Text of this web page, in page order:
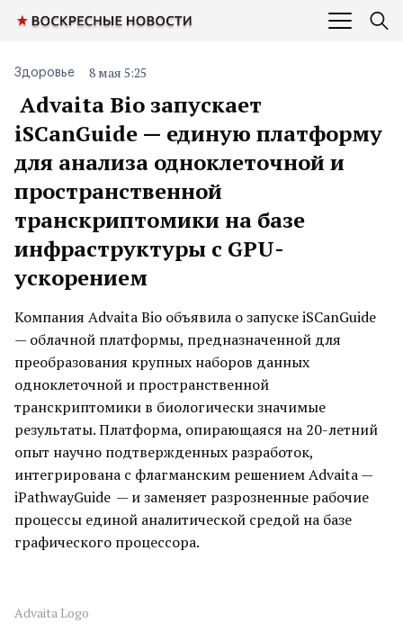
Advaita Bio запускает
iSCanGuide — единую платформу
для анализа одноклеточной и
пространственной
транскриптомики на базе
инфраструктуры с GPU-
ускорением
Здоровье 8 мая 5:25
Компания Advaita Bio объявила о запуске iSCanGuide
— облачной платформы, предназначенной для
преобразования крупных наборов данных
одноклеточной и пространственной
транскриптомики в биологически значимые
результаты. Платформа, опирающаяся на 20-летний
опыт научно подтвержденных разработок,
интегрирована с флагманским решением Advaita —
iPathwayGuide — и заменяет разрозненные рабочие
процессы единой аналитической средой на базе
графического процессора.
Advaita Logo